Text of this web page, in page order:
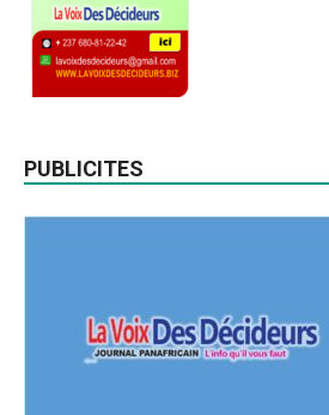
PUBLICITES